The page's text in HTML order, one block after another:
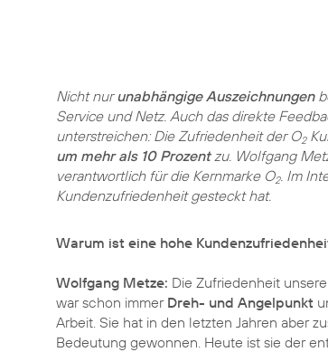
Nicht nurunabhängige Auszeichnungen
Service und Netz. Auch das direkte
unterstreichen: Die Zufriedenheit der O2
um mehr als 10 Prozentzu. Wolfgang
verantwortlich für die Kernmarke O2. Im
Kundenzufriedenheit gesteckt hat.
Warum ist eine hohe
Wolfgang Metze: Die Zufriedenheit
war schon immer Dreh- und Angelpunkt
Arbeit. Sie hat in den letzten Jahren aber
Bedeutung gewonnen. Heute ist sie der